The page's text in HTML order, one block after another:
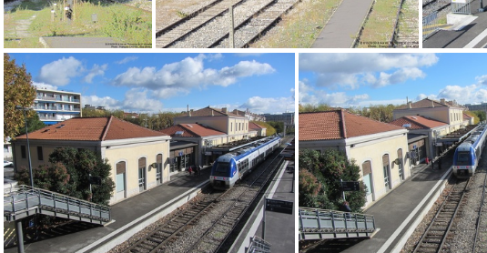
IMG 4031 IMG 4019